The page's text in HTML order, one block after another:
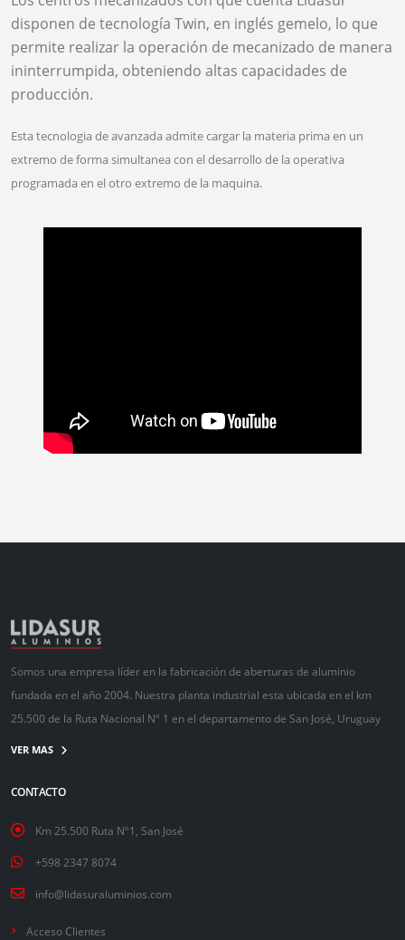
disponen de tecnología Twin, en inglés gemelo, lo que
permite realizar la operación de mecanizado de manera
ininterrumpida, obteniendo altas capacidades de
producción.
Esta tecnologia de avanzada admite cargar la materia prima en un
extremo de forma simultanea con el desarrollo de la operativa
programada en el otro extremo de la maquina.
Somos una empresa líder en la fabricación de aberturas de aluminio
fundada en el año 2004. Nuestra planta industrial esta ubicada en el km
25.500 de la Ruta Nacional Nº 1 en el departamento de San José, Uruguay
VER MAS
CONTACTO
Km 25.500 Ruta Nº1, San José
+598 2347 8074
info@lidasuraluminios.com
Acceso Clientes